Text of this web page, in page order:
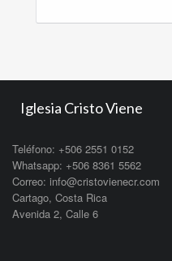
Iglesia Cristo Viene
Teléfono: +506 2551 0152
Whatsapp: +506 8361 5562
Correo: info@cristovienecr.com
Cartago, Costa Rica
Avenida 2, Calle 6